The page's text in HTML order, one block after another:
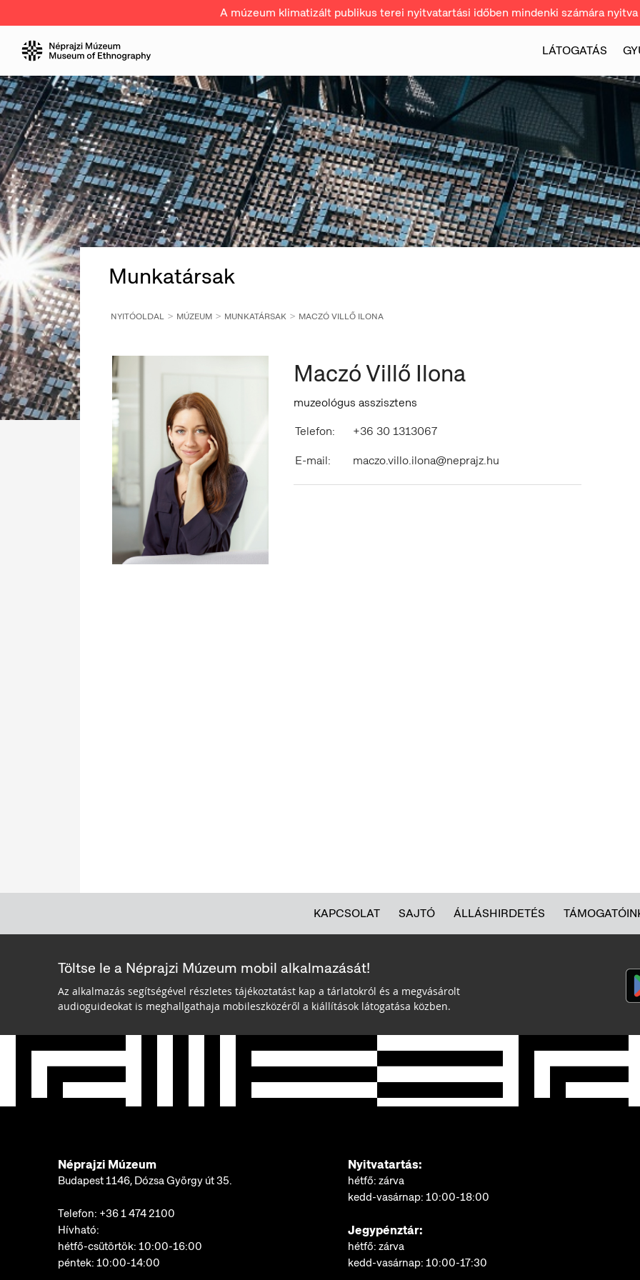
A múzeum klimatizált publikus terei nyitvatartási időben mindenki számára nyitva
LÁTOGATÁS
Munkatársak
NYITÓOLDAL MÚZEUM MUNKATÁRSAK MACZÓ VILLŐ ILONA
Maczó Villő Ilona
muzeológus asszisztens
Telefon:
+36 30 1313067
E-mail:
maczo.villo.ilona@neprajz.hu
KAPCSOLAT SAJTÓ ÁLLÁSHIRDETÉS
Töltse le a Néprajzi Múzeum mobil alkalmazását!
Az alkalmazás segítségével részletes tájékoztatást kap a tárlatokról és a megvásárolt
audioguideokat is meghallgathaja mobileszközéről a kiállítások látogatása közben.
Néprajzi Múzeum
Budapest 1146, Dózsa György út 35.
Telefon: +36 1 474 2100
Hívható:
hétfő-csütörtök: 10:00-16:00
péntek: 10:00-14:00
Nyitvatartás:
hétfő: zárva
kedd-vasárnap: 10:00-18:00
Jegypénztár:
hétfő: zárva
kedd-vasárnap: 10:00-17:30